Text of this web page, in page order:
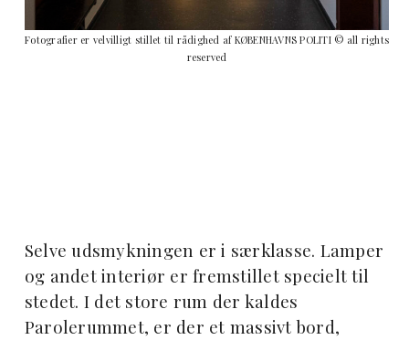
Fotografier er velvilligt stillet til rådighed af KØBENHAVNS POLITI © all rights
reserved
Selve udsmykningen er i særklasse. Lamper
og andet interiør er fremstillet specielt til
stedet. I det store rum der kaldes
Parolerummet, er der et massivt bord,